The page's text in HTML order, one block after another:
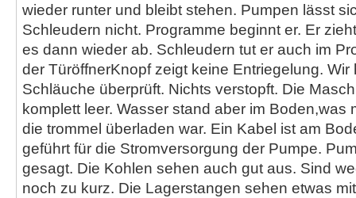
wieder runter und bleibt stehen. Pumpen lässt
Schleudern nicht. Programme beginnt er. Er
es dann wieder ab. Schleudern tut er auch im
der TüröffnerKnopf zeigt keine Entriegelung. Wir
Schläuche überprüft. Nichts verstopft. Die
komplett leer. Wasser stand aber im Boden,was
die trommel überladen war. Ein Kabel ist am
geführt für die Stromversorgung der Pumpe.
gesagt. Die Kohlen sehen auch gut aus. Sind
noch zu kurz. Die Lagerstangen sehen etwas